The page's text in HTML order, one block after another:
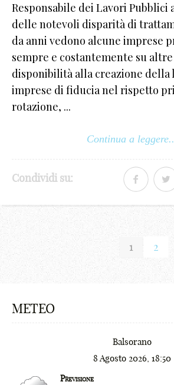
Responsabile dei Lavori Pubblici
delle notevoli disparità di
da anni vedono alcune imprese
sempre e costantemente su
disponibilità alla creazione della
imprese di fiducia nel rispetto
rotazione, ...
Continua a
Condividi su:
1 2
METEO
Balsorano
8 Agosto 2026, 18:50
Previsione
0
7
8
9
_
#
$
€
¢
₪